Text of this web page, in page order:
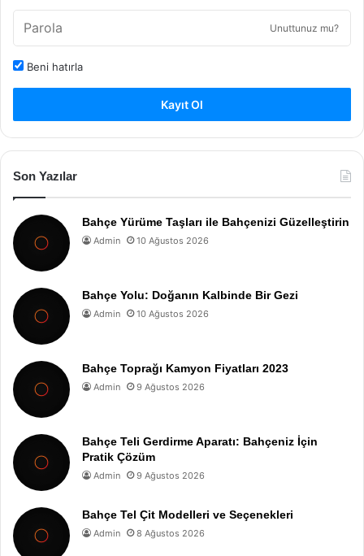
Unuttunuz mu?
Beni hatırla
Kayıt Ol
Son Yazılar
Bahçe Yürüme Taşları ile Bahçenizi Güzelleştirin
Admin 10 Ağustos 2026
Bahçe Yolu: Doğanın Kalbinde Bir Gezi
Admin 10 Ağustos 2026
Bahçe Toprağı Kamyon Fiyatları 2023
Admin 9 Ağustos 2026
Bahçe Teli Gerdirme Aparatı: Bahçeniz İçin
Pratik Çözüm
Admin 9 Ağustos 2026
Bahçe Tel Çit Modelleri ve Seçenekleri
Admin 8 Ağustos 2026